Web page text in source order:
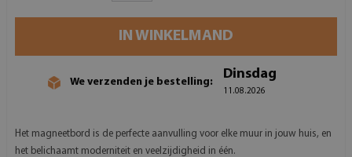
IN WINKELMAND
We verzenden je bestelling:
Dinsdag
11.08.2026
Het magneetbord is de perfecte aanvulling voor elke muur in jouw huis, en
het belichaamt moderniteit en veelzijdigheid in één.